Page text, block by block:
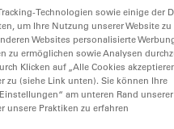
Technologien sowie einige der
um Ihre Nutzung unserer Website
Websites personalisierte
zu ermöglichen sowie Analysen
Klicken auf „Alle Cookies
zu (siehe Link unten). Sie können Ihre
am unteren Rand
unsere Praktiken zu erfahren